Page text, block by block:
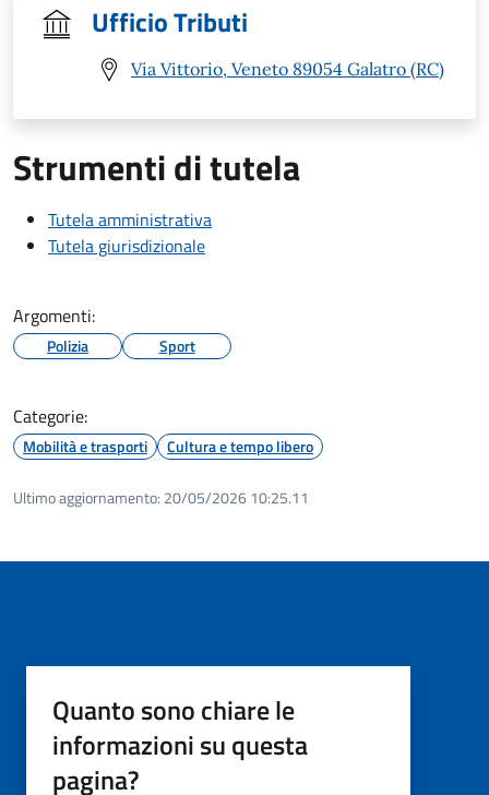
Ufficio Tributi
Via Vittorio, Veneto 89054 Galatro (RC)
Strumenti di tutela
Tutela amministrativa
Tutela giurisdizionale
Argomenti:
Polizia Sport
Categorie:
Mobilità e trasporti Cultura e tempo libero
Ultimo aggiornamento: 20/05/2026 10:25.11
Quanto sono chiare le
informazioni su questa
pagina?